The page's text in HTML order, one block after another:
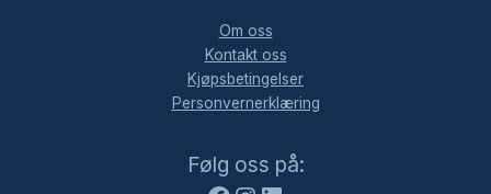
Om oss
Kontakt oss
Kjøpsbetingelser
Personvernerklæring
Følg oss på:
Facebook
Instagram
LinkedIn